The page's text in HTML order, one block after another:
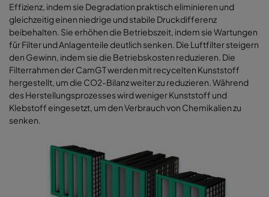
Effizienz, indem sie Degradation praktisch eliminieren und
gleichzeitig einen niedrige und stabile Druckdifferenz
beibehalten. Sie erhöhen die Betriebszeit, indem sie Wartungen
für Filter und Anlagenteile deutlich senken. Die Luftfilter steigern
den Gewinn, indem sie die Betriebskosten reduzieren. Die
Filterrahmen der CamGT werden mit recycelten Kunststoff
hergestellt, um die CO2-Bilanz weiter zu reduzieren. Während
des Herstellungsprozesses wird weniger Kunststoff und
Klebstoff eingesetzt, um den Verbrauch von Chemikalien zu
senken.